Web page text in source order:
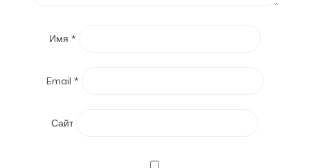
Имя *
Email *
Сайт